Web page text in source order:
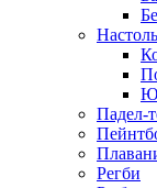
Падел-
Регби